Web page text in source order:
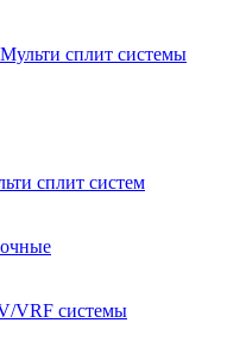
Мульти сплит системы
сплит систем
VRF системы